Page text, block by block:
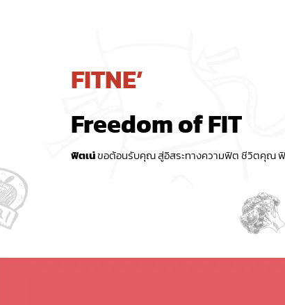
FITNE’
Freedom of FIT
ฟิตเน่ขอต้อนรับคุณ สู่อิสระทางความฟิต ชีวิตคุณ